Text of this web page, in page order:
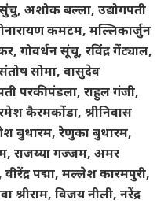
सुंचु, अशोक बल्ला, उद्योगपती
कमटम, मल्लिकार्जुन
गोवर्धन सूंचू, रविंद्र गेंट्याल,
सोमा, वासुदेव
परकीपंडला, राहुल गंजी,
कैरमकोंडा, श्रीनिवास
बुधारम, रेणुका बुधारम,
राजय्या गज्जम, अमर
पद्मा, मल्लेश कारमपुरी,
श्रीराम, विजय नीली, नरेंद्र